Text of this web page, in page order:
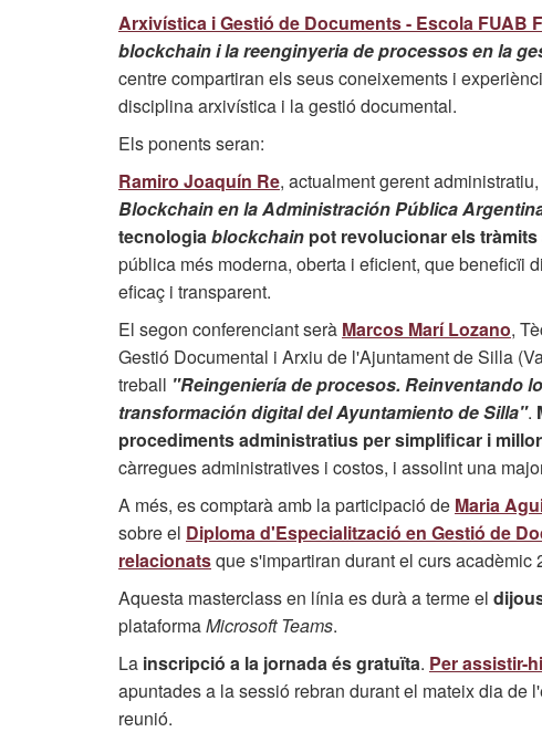
Arxivística i Gestió de Documents - Escola FUAB
blockchain i la reenginyeria de processos en la
centre compartiran els seus coneixements i
disciplina arxivística i la gestió documental.
Els ponents seran:
Ramiro Joaquín Re, actualment gerent
Blockchain en la Administración Pública
tecnologiablockchain pot revolucionar els
pública més moderna, oberta i eficient, que beneficïi
eficaç i transparent.
El segon conferenciant serà Marcos Marí Lozano,
Gestió Documental i Arxiu de l'Ajuntament de Silla
treball "Reingeniería de procesos. Reinventando
transformación digital del Ayuntamiento de Silla".
procediments administratius per simplificar i
càrregues administratives i costos, i assolint una
A més, es comptarà amb la participació de Maria
sobre el Diploma d'Especialització en Gestió de
relacionatsque s'impartiran durant el curs acadèmic
Aquesta masterclass en línia es durà a terme el
plataformaMicrosoft Teams.
La inscripció a la jornada és gratuïta. Per assistir-
apuntades a la sessió rebran durant el mateix dia
reunió.